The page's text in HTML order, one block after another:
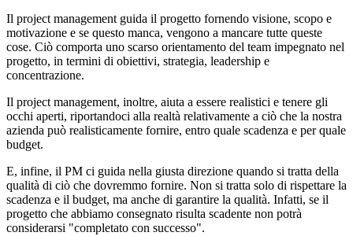
Il project management guida il progetto fornendo visione, scopo e
motivazione e se questo manca, vengono a mancare tutte queste
cose. Ciò comporta uno scarso orientamento del team impegnato nel
progetto, in termini di obiettivi, strategia, leadership e
concentrazione.
Il project management, inoltre, aiuta a essere realistici e tenere gli
occhi aperti, riportandoci alla realtà relativamente a ciò che la nostra
azienda può realisticamente fornire, entro quale scadenza e per quale
budget.
E, infine, il PM ci guida nella giusta direzione quando si tratta della
qualità di ciò che dovremmo fornire. Non si tratta solo di rispettare la
scadenza e il budget, ma anche di garantire la qualità. Infatti, se il
progetto che abbiamo consegnato risulta scadente non potrà
considerarsi "completato con successo".